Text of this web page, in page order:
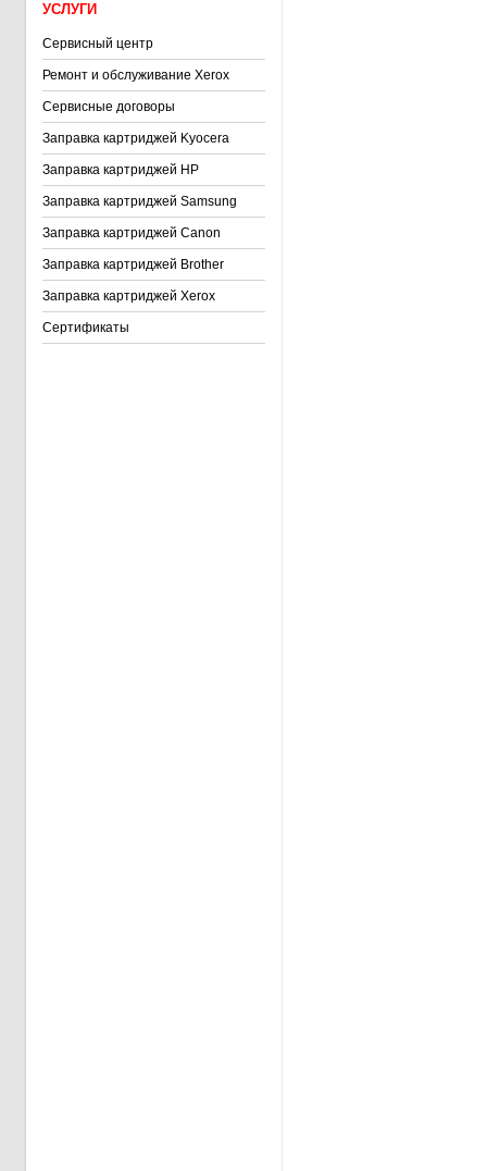
УСЛУГИ
Сервисный центр
Ремонт и обслуживание Xerox
Сервисные договоры
Заправка картриджей Kyocera
Заправка картриджей HP
Заправка картриджей Samsung
Заправка картриджей Canon
Заправка картриджей Brother
Заправка картриджей Xerox
Сертификаты